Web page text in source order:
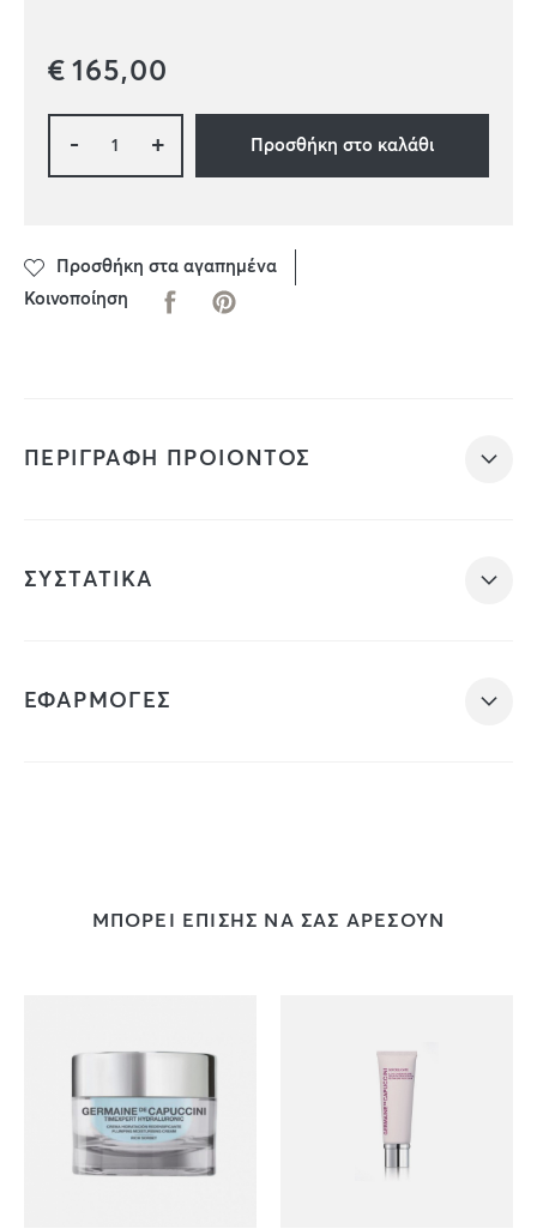
€ 165,00
- + Προσθήκη στο καλάθι
Προσθήκη στα αγαπημένα
Κοινοποίηση
ΠΕΡΙΓΡΑΦΗ ΠΡΟΙΟΝΤΟΣ
ΣΥΣΤΑΤΙΚΑ
ΕΦΑΡΜΟΓΕΣ
ΜΠΟΡΕΙ ΕΠΙΣΗΣ ΝΑ ΣΑΣ ΑΡΕΣΟΥΝ